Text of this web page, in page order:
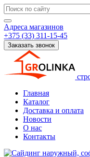
Адреса магазинов
+375 (33) 311-15-45
Заказать звонок
Главная
Каталог
Доставка и оплата
Новости
О нас
Контакты